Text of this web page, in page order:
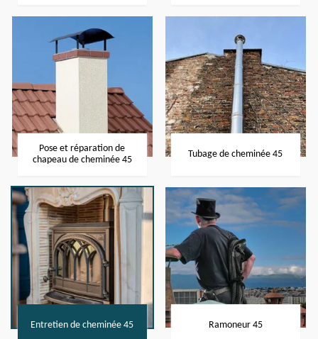
Pose et réparation de
chapeau de cheminée 45
Tubage de cheminée 45
Entretien de cheminée 45 Ramoneur 45